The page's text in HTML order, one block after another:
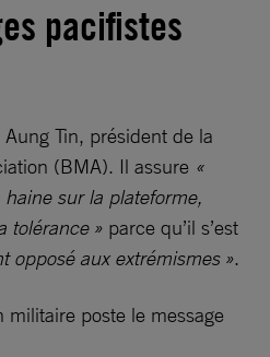
pacifistes
Aung Tin, président de la
(BMA). Il assure «
sur la plateforme,
tolérance » parce qu’il s’est
opposé aux extrémismes ».
poste le message